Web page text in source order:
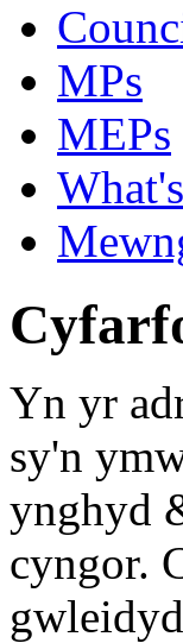
MPs
MEPs
Yn yr
sy'n
ynghyd
cyngor.